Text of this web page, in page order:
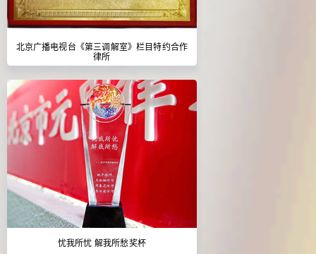
北京广播电视台《第三调解室》栏目特约合作
律所
忧我所忧 解我所愁奖杯